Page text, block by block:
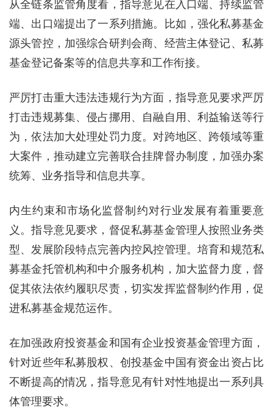
从全链条监管角度看，指导意见在入口端、持续监管
端、出口端提出了一系列措施。比如，强化私募基金
源头管控，加强综合研判会商、经营主体登记、私募
基金登记备案等的信息共享和工作衔接。
严厉打击重大违法违规行为方面，指导意见要求严厉
打击违规募集、侵占挪用、自融自用、利益输送等行
为，依法加大处理处罚力度。对跨地区、跨领域等重
大案件，推动建立完善联合挂牌督办制度，加强办案
统筹、业务指导和信息共享。
内生约束和市场化监督制约对行业发展有着重要意
义。指导意见要求，督促私募基金管理人按照业务类
型、发展阶段特点完善内控风控管理。培育和规范私
募基金托管机构和中介服务机构，加大监督力度，督
促其依法依约履职尽责，切实发挥监督制约作用，促
进私募基金规范运作。
在加强政府投资基金和国有企业投资基金管理方面，
针对近些年私募股权、创投基金中国有资金出资占比
不断提高的情况，指导意见有针对性地提出一系列具
体管理要求。